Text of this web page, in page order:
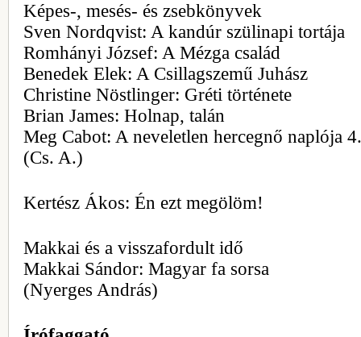
Képes-, mesés- és zsebkönyvek
Sven Nordqvist: A kandúr szülinapi tortája
Romhányi József: A Mézga család
Benedek Elek: A Csillagszemű Juhász
Christine Nöstlinger: Gréti története
Brian James: Holnap, talán
Meg Cabot: A neveletlen hercegnő naplója 4.
(Cs. A.)
Kertész Ákos: Én ezt megölöm!
Makkai és a visszafordult idő
Makkai Sándor: Magyar fa sorsa
(Nyerges András)